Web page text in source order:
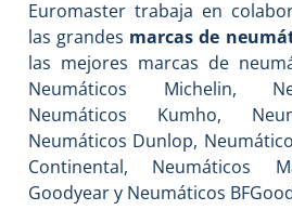
Euromaster trabaja en
las grandes marcas de
las mejores marcas de
Neumáticos Michelin,
Neumáticos Kumho,
Neumáticos Dunlop,
Continental, Neumáticos
Goodyear y Neumáticos